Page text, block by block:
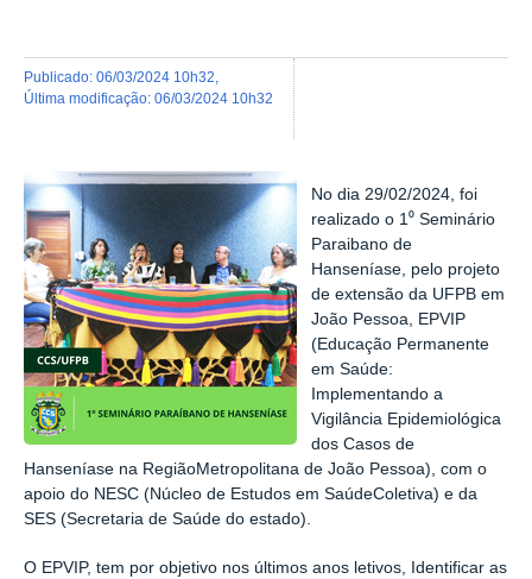
publicado: 06/03/2024 10h32
última modificação: 06/03/2024 10h32
No dia 29/02/2024, foi
realizado o 1⁰ Seminário
Paraibano de
Hanseníase, pelo projeto
de extensão da UFPB em
João Pessoa, EPVIP
(Educação Permanente
em Saúde:
Implementando a
Vigilância Epidemiológica
dos Casos de
Hanseníase na RegiãoMetropolitana de João Pessoa), com o
apoio do NESC (Núcleo de Estudos em SaúdeColetiva) e da
SES (Secretaria de Saúde do estado).
O EPVIP, tem por objetivo nos últimos anos letivos, Identificar as